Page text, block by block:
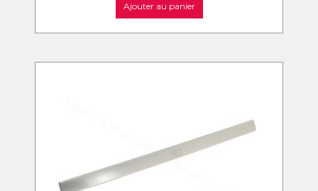
Ajouter au panier